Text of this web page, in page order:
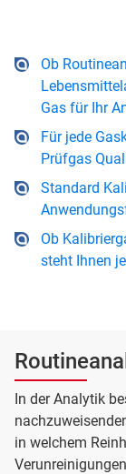
Ob
Gas für Ihr
Für jede
Prüfgas
Standard
Ob
steht Ihnen
In der Analytik
in welchem